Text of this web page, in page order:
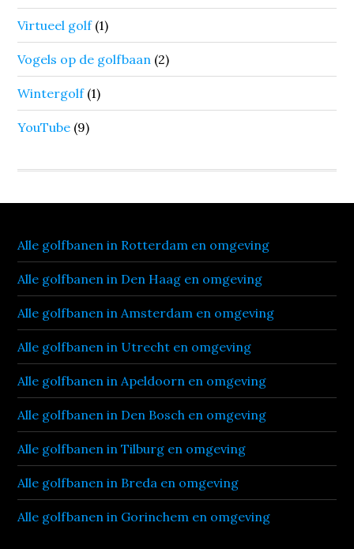
Virtueel golf(1)
Vogels op de golfbaan (2)
Wintergolf(1)
YouTube (9)
Alle golfbanen in Rotterdam en omgeving
Alle golfbanen in Den Haag en omgeving
Alle golfbanen in Amsterdam en omgeving
Alle golfbanen in Utrecht en omgeving
Alle golfbanen in Apeldoorn en omgeving
Alle golfbanen in Den Bosch en omgeving
Alle golfbanen in Tilburg en omgeving
Alle golfbanen in Breda en omgeving
Alle golfbanen in Gorinchem en omgeving